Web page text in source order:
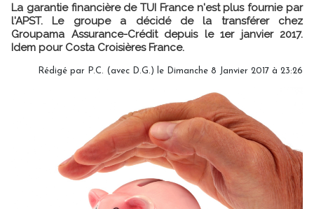
La garantie financière de TUI France n'est plus fournie par
l'APST. Le groupe a décidé de la transférer chez
Groupama Assurance-Crédit depuis le 1er janvier 2017.
Idem pour Costa Croisières France.
Rédigé par P.C. (avec D.G.) le Dimanche 8 Janvier 2017 à 23:26